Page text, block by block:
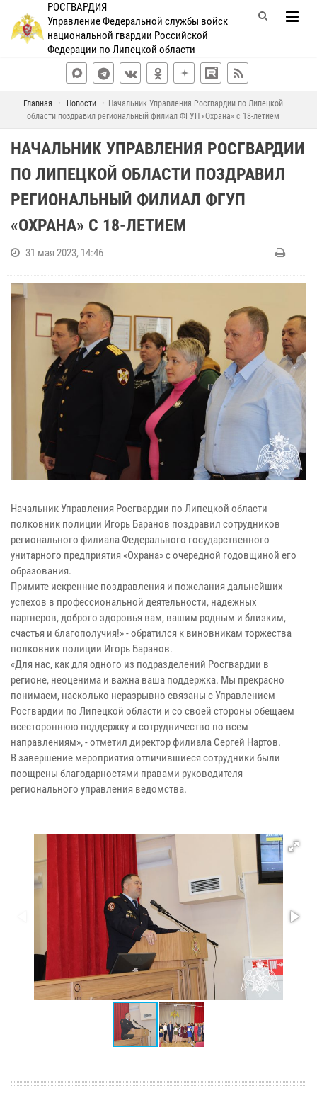
РОСГВАРДИЯ
Управление Федеральной службы войск
национальной гвардии Российской
Федерации по Липецкой области
Главная Новости
Начальник Управления Росгвардии по Липецкой
области поздравил региональный филиал ФГУП «Охрана» с 18-летием
НАЧАЛЬНИК УПРАВЛЕНИЯ РОСГВАРДИИ
ПО ЛИПЕЦКОЙ ОБЛАСТИ ПОЗДРАВИЛ
РЕГИОНАЛЬНЫЙ ФИЛИАЛ ФГУП
«ОХРАНА» С 18-ЛЕТИЕМ
31 мая 2023, 14:46
Начальник Управления Росгвардии по Липецкой области
полковник полиции Игорь Баранов поздравил сотрудников
регионального филиала Федерального государственного
унитарного предприятия «Охрана» с очередной годовщиной его
образования.
Примите искренние поздравления и пожелания дальнейших
успехов в профессиональной деятельности, надежных
партнеров, доброго здоровья вам, вашим родным и близким,
счастья и благополучия!» - обратился к виновникам торжества
полковник полиции Игорь Баранов.
«Для нас, как для одного из подразделений Росгвардии в
регионе, неоценима и важна ваша поддержка. Мы прекрасно
понимаем, насколько неразрывно связаны с Управлением
Росгвардии по Липецкой области и со своей стороны обещаем
всестороннюю поддержку и сотрудничество по всем
направлениям», - отметил директор филиала Сергей Нартов.
В завершение мероприятия отличившиеся сотрудники были
поощрены благодарностями правами руководителя
регионального управления ведомства.